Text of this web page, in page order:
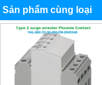
Sản phẩm cùng loại